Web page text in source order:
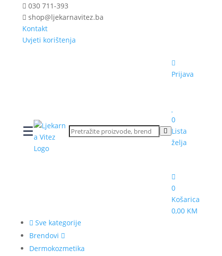
030 711-393
shop@ljekarnavitez.ba
Kontakt
Uvjeti korištenja
☰
Prijava
0
Lista
želja
0
Košarica
0,00 KM
Sve kategorije
Brendovi
Dermokozmetika